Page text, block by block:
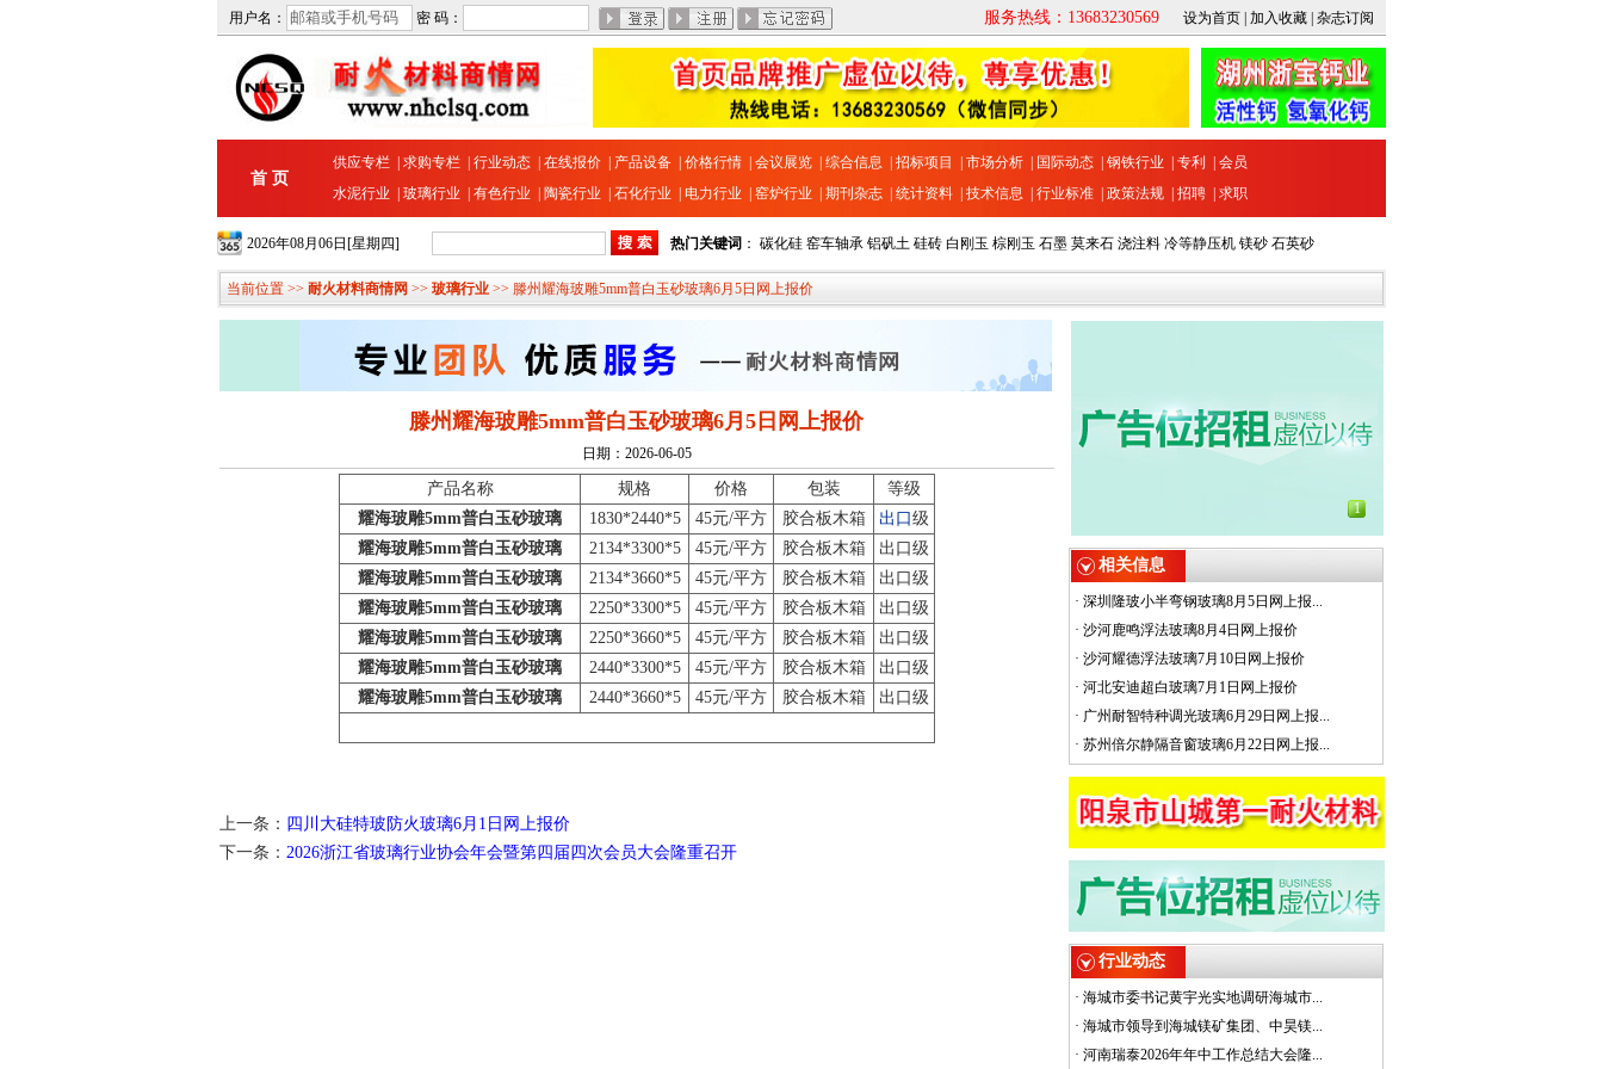
用户名： 密 码： 服务热线：13683230569 设为首页 加入收藏 杂志订阅
首 页
供应专栏 求购专栏 行业动态 在线报价 产品设备 价格行情 会议展览 综合信息 招标项目 市场分析 国际动态 钢铁行业 专利
会员
水泥行业
玻璃行业 有色行业 陶瓷行业 石化行业 电力行业 窑炉行业 期刊杂志 统计资料 技术信息 行业标准 政策法规 招聘 求职
2026年08月06日[星期四] 热门关键词 ： 碳化硅 窑车轴承 铝矾土 硅砖 白刚玉 棕刚玉 石墨 莫来石 浇注料 冷等静压机 镁砂 石英砂
当前位置 >> 耐火材料商情网 >> 玻璃行业 >> 滕州耀海玻雕5mm普白玉砂玻璃6月5日网上报价
滕州耀海玻雕5mm普白玉砂玻璃6月5日网上报价
日期：2026-06-05
产品名称 规格 价格 包装
等级
耀海玻雕5mm普白玉砂玻璃
1830*2440*5 45元/平方 胶合板木箱 出口 级
耀海玻雕5mm普白玉砂玻璃
2134*3300*5 45元/平方 胶合板木箱
出口级
耀海玻雕5mm普白玉砂玻璃
2134*3660*5 45元/平方 胶合板木箱
出口级
耀海玻雕5mm普白玉砂玻璃
2250*3300*5 45元/平方 胶合板木箱
出口级
耀海玻雕5mm普白玉砂玻璃
2250*3660*5 45元/平方 胶合板木箱
出口级
耀海玻雕5mm普白玉砂玻璃
2440*3300*5 45元/平方 胶合板木箱
出口级
耀海玻雕5mm普白玉砂玻璃
2440*3660*5 45元/平方 胶合板木箱 出口级
上一条： 四川大硅特玻防火玻璃6月1日网上报价
下一条： 2026浙江省玻璃行业协会年会暨第四届四次会员大会隆重召开
1
相关信息
· 深圳隆玻小半弯钢玻璃8月5日网上报...
· 沙河鹿鸣浮法玻璃8月4日网上报价
· 沙河耀德浮法玻璃7月10日网上报价
· 河北安迪超白玻璃7月1日网上报价
· 广州耐智特种调光玻璃6月29日网上报...
· 苏州倍尔静隔音窗玻璃6月22日网上报...
行业动态
· 海城市委书记黄宇光实地调研海城市...
· 海城市领导到海城镁矿集团、中昊镁...
· 河南瑞泰2026年年中工作总结大会隆...